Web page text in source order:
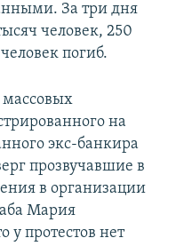
За три дня
человек, 250
погиб.
массовых
на
экс-банкира
прозвучавшие в
в организации
Мария
у протестов нет